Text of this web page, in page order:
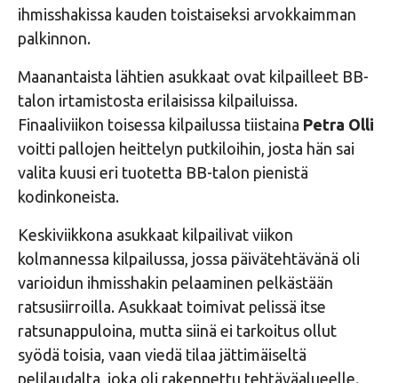
ihmisshakissa kauden toistaiseksi arvokkaimman
palkinnon.
Maanantaista lähtien asukkaat ovat kilpailleet BB-
talon irtamistosta erilaisissa kilpailuissa.
Finaaliviikon toisessa kilpailussa tiistaina Petra Olli
voitti pallojen heittelyn putkiloihin, josta hän sai
valita kuusi eri tuotetta BB-talon pienistä
kodinkoneista.
Keskiviikkona asukkaat kilpailivat viikon
kolmannessa kilpailussa, jossa päivätehtävänä oli
varioidun ihmisshakin pelaaminen pelkästään
ratsusiirroilla. Asukkaat toimivat pelissä itse
ratsunappuloina, mutta siinä ei tarkoitus ollut
syödä toisia, vaan viedä tilaa jättimäiseltä
pelilaudalta, joka oli rakennettu tehtäväalueelle.